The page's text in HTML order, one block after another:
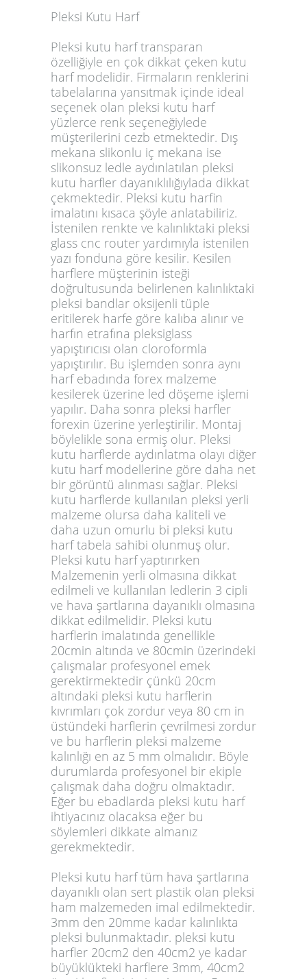
Pleksi Kutu Harf
Pleksi kutu harf transparan
özelliğiyle en çok dikkat çeken kutu
harf modelidir. Firmaların renklerini
tabelalarına yansıtmak içinde ideal
seçenek olan pleksi kutu harf
yüzlerce renk seçeneğiylede
müşterilerini cezb etmektedir. Dış
mekana slikonlu iç mekana ise
slikonsuz ledle aydınlatılan pleksi
kutu harfler dayanıklılığıylada dikkat
çekmektedir. Pleksi kutu harfin
imalatını kısaca şöyle anlatabiliriz.
İstenilen renkte ve kalınlıktaki pleksi
glass cnc router yardımıyla istenilen
yazı fonduna göre kesilir. Kesilen
harflere müşterinin isteği
doğrultusunda belirlenen kalınlıktaki
pleksi bandlar oksijenli tüple
eritilerek harfe göre kalıba alınır ve
harfın etrafına pleksiglass
yapıştırıcısı olan cloroformla
yapıştırılır. Bu işlemden sonra aynı
harf ebadında forex malzeme
kesilerek üzerine led döşeme işlemi
yapılır. Daha sonra pleksi harfler
forexin üzerine yerleştirilir. Montaj
böylelikle sona ermiş olur. Pleksi
kutu harflerde aydınlatma olayı diğer
kutu harf modellerine göre daha net
bir görüntü alınması sağlar. Pleksi
kutu harflerde kullanılan pleksi yerli
malzeme olursa daha kaliteli ve
daha uzun omurlu bi pleksi kutu
harf tabela sahibi olunmuş olur.
Pleksi kutu harf yaptırırken
Malzemenin yerli olmasına dikkat
edilmeli ve kullanılan ledlerin 3 cipli
ve hava şartlarına dayanıklı olmasına
dikkat edilmelidir. Pleksi kutu
harflerin imalatında genellikle
20cmin altında ve 80cmin üzerindeki
çalışmalar profesyonel emek
gerektirmektedir çünkü 20cm
altındaki pleksi kutu harflerin
kıvrımları çok zordur veya 80 cm in
üstündeki harflerin çevrilmesi zordur
ve bu harflerin pleksi malzeme
kalınlığı en az 5 mm olmalıdır. Böyle
durumlarda profesyonel bir ekiple
çalışmak daha doğru olmaktadır.
Eğer bu ebadlarda pleksi kutu harf
ihtiyacınız olacaksa eğer bu
söylemleri dikkate almanız
gerekmektedir.
Pleksi kutu harf tüm hava şartlarına
dayanıklı olan sert plastik olan pleksi
ham malzemeden imal edilmektedir.
3mm den 20mme kadar kalınlıkta
pleksi bulunmaktadır. pleksi kutu
harfler 20cm2 den 40cm2 ye kadar
büyüklükteki harflere 3mm, 40cm2